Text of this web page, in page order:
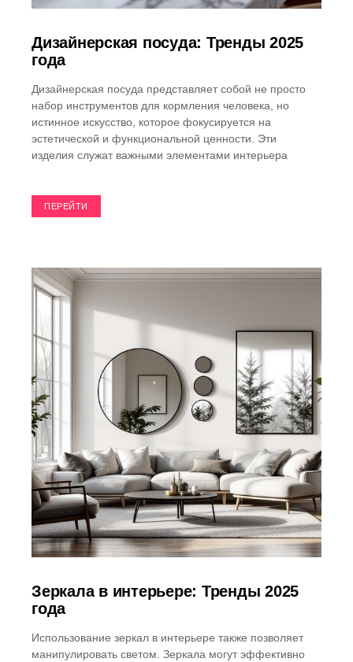
Дизайнерская посуда: Тренды 2025
года
Дизайнерская посуда представляет собой не просто
набор инструментов для кормления человека, но
истинное искусство, которое фокусируется на
эстетической и функциональной ценности. Эти
изделия служат важными элементами интерьера
ПЕРЕЙТИ
Зеркала в интерьере: Тренды 2025
года
Использование зеркал в интерьере также позволяет
манипулировать светом. Зеркала могут эффективно